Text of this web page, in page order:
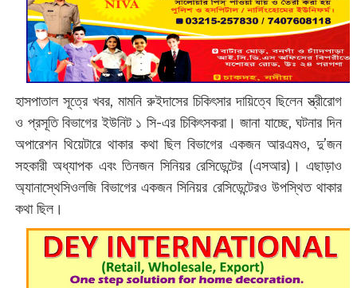
হাসপাতাল সূত্রে খবর, মামনি রুইদাসের চিকিৎসার দায়িত্বে ছিলেন স্ত্রীরোগ
ও প্রসূতি বিভাগের ইউনিট ১ সি-এর চিকিৎসকরা। জানা যাচ্ছে, ঘটনার দিন
অপারেশন থিয়েটারে থাকার কথা ছিল বিভাগের একজন আরএমও, দু’জন
সহকারী অধ্যাপক এবং তিনজন সিনিয়র রেসিডেন্টের (এসআর)। এছা‌ড়াও
অ্যানাস্থেসিওলজি বিভাগের একজন সিনিয়র রেসিডেন্টেরও উপস্থিত থাকার
কথা ছিল।